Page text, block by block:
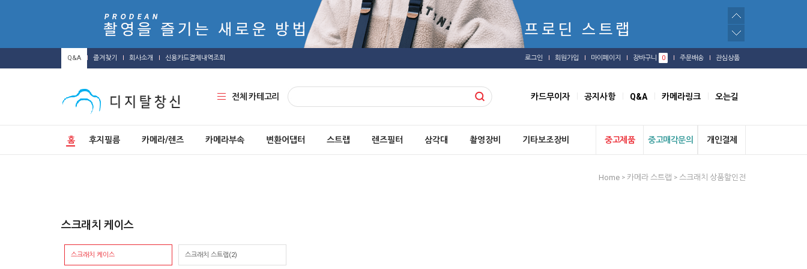
Q&A 즐겨찾기 회사소개 신용카드결제내역조회 로그인 회원가입 마이페이지 장바구니 0 주문배송 관심상품
전체 카테고리 카드무이자 공지사항 Q&A 카메라링크 오는길
홈 후지필름 카메라/렌즈 카메라부속 변환어댑터 스트랩 렌즈필터 삼각대 촬영장비 기타보조장비 중고제품 중고매각문의 개인결제
Home > 카메라 스트랩 > 스크래치 상품할인전
스크래치 케이스
스크래치 케이스 스크래치 스트랩(2)